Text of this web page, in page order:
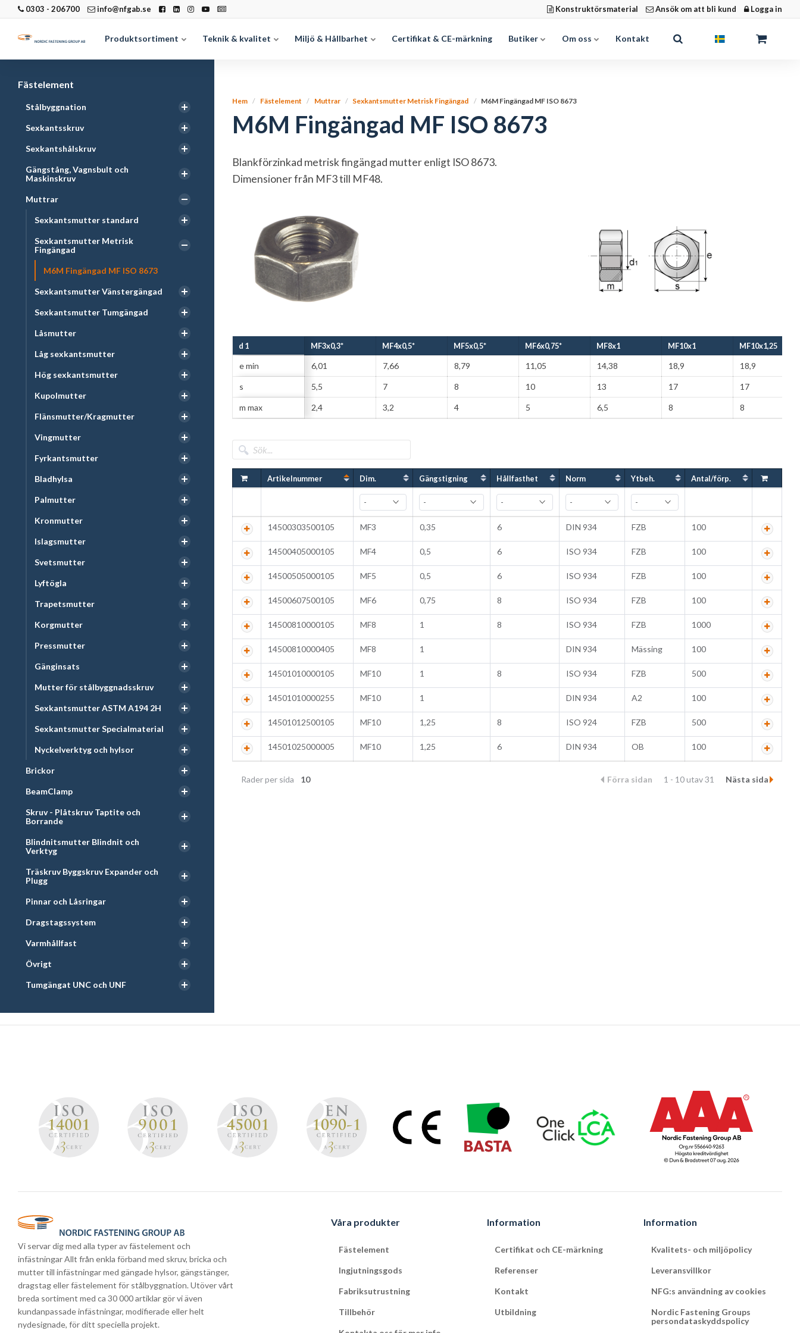
0303 - 206700 info@nfgab.se Konstruktörsmaterial Ansök om att bli kund Logga in
Produktsortiment Teknik & kvalitet Miljö & Hållbarhet Certifikat & CE-märkning Butiker Om oss Kontakt
Fästelement
Stålbyggnation
Sexkantsskruv
Sexkantshålskruv
Gängstång, Vagnsbult och
Maskinskruv
Muttrar
Sexkantsmutter standard
Sexkantsmutter Metrisk
Fingängad
M6M Fingängad MF ISO 8673
Sexkantsmutter Vänstergängad
Sexkantsmutter Tumgängad
Låsmutter
Låg sexkantsmutter
Hög sexkantsmutter
Kupolmutter
Flänsmutter/Kragmutter
Vingmutter
Fyrkantsmutter
Bladhylsa
Palmutter
Kronmutter
Islagsmutter
Svetsmutter
Lyftögla
Trapetsmutter
Korgmutter
Pressmutter
Gänginsats
Mutter för stålbyggnadsskruv
Sexkantsmutter ASTM A194 2H
Sexkantsmutter Specialmaterial
Nyckelverktyg och hylsor
Brickor
BeamClamp
Skruv - Plåtskruv Taptite och
Borrande
Blindnitsmutter Blindnit och
Verktyg
Träskruv Byggskruv Expander och
Plugg
Pinnar och Låsringar
Dragstagssystem
Varmhållfast
Övrigt
Tumgängat UNC och UNF
Hem Fästelement Muttrar Sexkantsmutter Metrisk Fingängad M6M Fingängad MF ISO 8673
M6M Fingängad MF ISO 8673
Blankförzinkad metrisk fingängad mutter enligt ISO 8673.
Dimensioner från MF3 till MF48.
d 1 MF3x0,3* MF4x0,5* MF5x0,5* MF6x0,75* MF8x1 MF10x1 MF10x1,25
e min 6,01 7,66 8,79 11,05 14,38 18,9 18,9
s 5,5 7 8 10 13 17 17
m max 2,4 3,2 4 5 6,5 8 8
Artikelnummer Dim. Gängstigning Hållfasthet Norm Ytbeh. Antal/förp.
14500303500105 MF3 0,35 6 DIN 934 FZB 100
14500405000105 MF4 0,5 6 ISO 934 FZB 100
14500505000105 MF5 0,5 6 ISO 934 FZB 100
14500607500105 MF6 0,75 8 ISO 934 FZB 100
14500810000105 MF8 1 8 ISO 934 FZB 1000
14500810000405 MF8 1 DIN 934 Mässing 100
14501010000105 MF10 1 8 ISO 934 FZB 500
14501010000255 MF10 1 DIN 934 A2 100
14501012500105 MF10 1,25 8 ISO 924 FZB 500
14501025000005 MF10 1,25 6 DIN 934 OB 100
Rader per sida 10 Förra sidan 1 - 10 utav 31 Nästa sida
Vi servar dig med alla typer av fästelement och
infästningar Allt från enkla förband med skruv, bricka och
mutter till infästningar med gängade hylsor, gängstänger,
dragstag eller fästelement för stålbyggnation. Utöver vårt
breda sortiment med ca 30 000 artiklar gör vi även
kundanpassade infästningar, modifierade eller helt
nydesignade, för ditt speciella projekt.
Våra produkter
Fästelement
Ingjutningsgods
Fabriksutrustning
Tillbehör
Information
Certifikat och CE-märkning
Referenser
Kontakt
Utbildning
Information
Kvalitets- och miljöpolicy
Leveransvillkor
NFG:s användning av cookies
Nordic Fastening Groups
persondataskyddspolicy